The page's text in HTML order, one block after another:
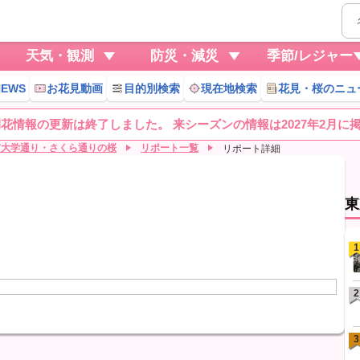
天気・観測 防災・減災 季節/レジャー
お花見動画 目的別検索 現在地検索 花見・桜のニュ
情報の更新は終了しました。 来シーズンの情報は2027年2月に
学通り・さくら通りの桜 リポート一覧 リポート詳細
1
2
3